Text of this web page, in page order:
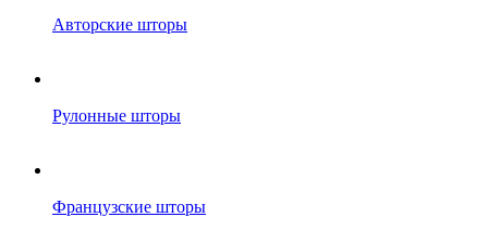
Авторские шторы
Рулонные шторы
Французские шторы